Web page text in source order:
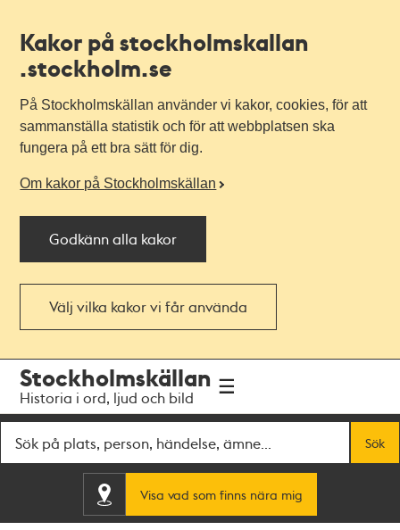
Kakor på stockholmskallan
.stockholm.se
På Stockholmskällan använder vi kakor, cookies, för att
sammanställa statistik och för att webbplatsen ska
fungera på ett bra sätt för dig.
Om kakor på Stockholmskällan
Godkänn alla kakor
Välj vilka kakor vi får använda
navigationen
huvudinnehållet
Stockholmskällan
Historia i ord, ljud och bild
Sök
Visa vad som finns nära mig